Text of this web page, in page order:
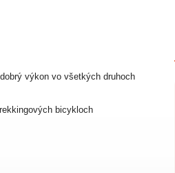
výkon vo všetkých druhoch
bicykloch